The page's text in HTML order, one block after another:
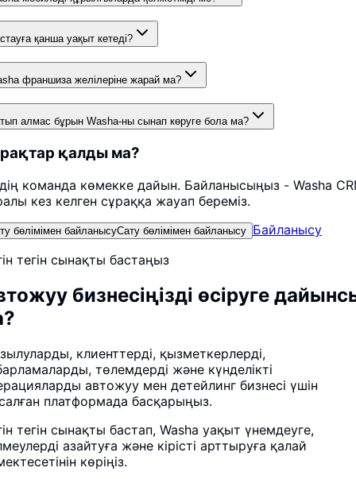
қанша уақыт кетеді?
франшиза желілеріне жарай ма?
алмас бұрын Washa-ны сынап көруге бола ма?
қалды ма?
команда көмекке дайын. Байланысыңыз - Washa
кез келген сұраққа жауап береміз.
бөлімімен байланысуСату бөлімімен байланысу Байланысу
тегін сынақты бастаңыз
бизнесіңізді өсіруге
клиенттерді, қызметкерлерді,
төлемдерді және күнделікті
автожуу мен детейлинг бизнесі үшін
платформада басқарыңыз.
тегін сынақты бастап, Washa уақыт үнемдеуге,
азайтуға және кірісті арттыруға қалай
көріңіз.